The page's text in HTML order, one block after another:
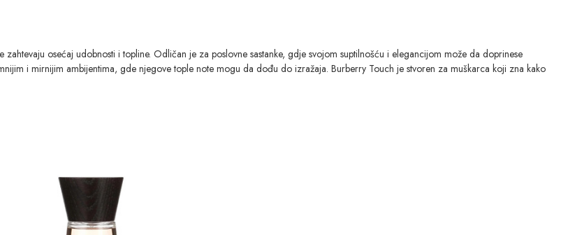
osećaj udobnosti i topline. Odličan je za poslovne sastanke, gdje svojom suptilnošću i elegancijom može da doprinese
i mirnijim ambijentima, gde njegove tople note mogu da dođu do izražaja. Burberry Touch je stvoren za muškarca koji zna kako